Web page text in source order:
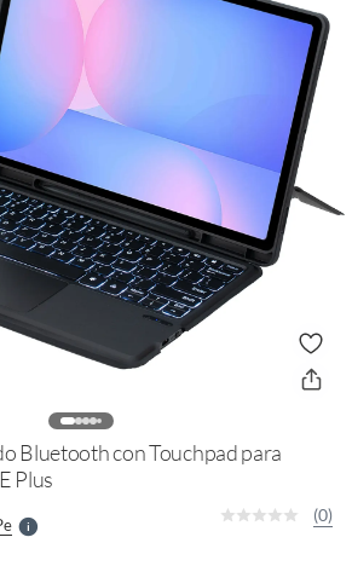
Bluetooth con Touchpad para
Plus
S
l
l
e
(0)